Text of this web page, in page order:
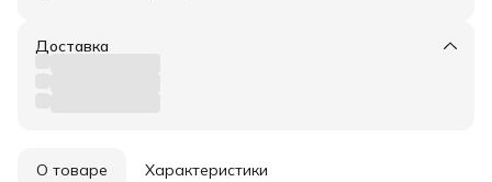
Доставка
О товаре Характеристики